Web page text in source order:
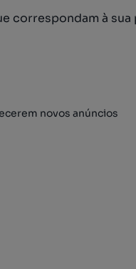
correspondam à
novos anúncios